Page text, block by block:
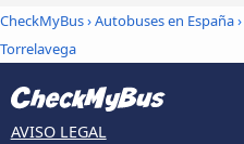
CheckMyBus›Autobuses en España›
Torrelavega
AVISO LEGAL